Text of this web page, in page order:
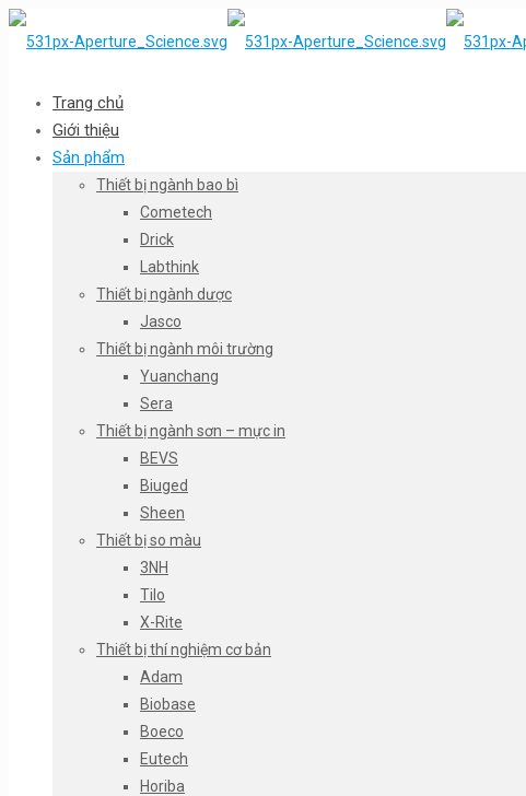
Trang chủ
Giới thiệu
Sản phẩm
Thiết bị ngành bao bì
Cometech
Drick
Labthink
Thiết bị ngành dược
Jasco
Thiết bị ngành môi trường
Yuanchang
Sera
Thiết bị ngành sơn – mực in
BEVS
Biuged
Sheen
Thiết bị so màu
3NH
Tilo
X-Rite
Thiết bị thí nghiệm cơ bản
Adam
Biobase
Boeco
Eutech
Horiba